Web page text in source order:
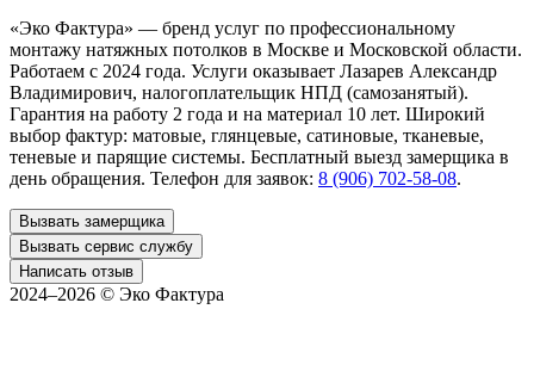
«Эко Фактура» — бренд услуг по профессиональному
монтажу натяжных потолков в Москве и Московской области.
Работаем с 2024 года. Услуги оказывает Лазарев Александр
Владимирович, налогоплательщик НПД (самозанятый).
Гарантия на работу 2 года и на материал 10 лет. Широкий
выбор фактур: матовые, глянцевые, сатиновые, тканевые,
теневые и парящие системы. Бесплатный выезд замерщика в
день обращения. Телефон для заявок: 8 (906) 702-58-08.
Вызвать замерщика
Вызвать сервис службу
Написать отзыв
2024–2026 © Эко Фактура